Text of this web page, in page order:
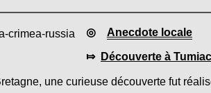
◎ Anecdote locale
⤇ Découverte à Tumiac
une curieuse découverte fut